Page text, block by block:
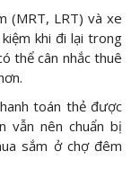
(MRT, LRT) và xe
khi đi lại trong
thể cân nhắc thuê
toán thẻ được
vẫn nên chuẩn bị
sắm ở chợ đêm